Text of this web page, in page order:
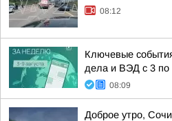
08:12
Ключевые
дела и ВЭД с 3 по
08:09
Доброе утро,